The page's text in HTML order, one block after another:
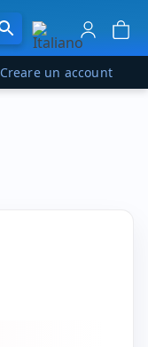
Creare un account